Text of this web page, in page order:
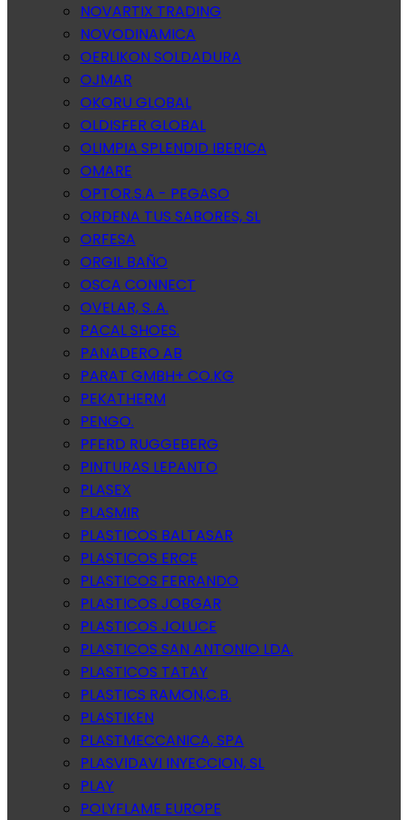
NOVARTIX TRADING
NOVODINAMICA
OERLIKON SOLDADURA
OJMAR
OKORU GLOBAL
OLDISFER GLOBAL
OLIMPIA SPLENDID IBERICA
OMARE
OPTOR.S.A - PEGASO
ORDENA TUS SABORES, SL
ORFESA
ORGIL BAÑO
OSCA CONNECT
OVELAR, S..A.
PACAL SHOES.
PANADERO AB
PARAT GMBH+ CO.KG
PEKATHERM
PENGO.
PFERD RUGGEBERG
PINTURAS LEPANTO
PLASEX
PLASMIR
PLASTICOS BALTASAR
PLASTICOS ERCE
PLASTICOS FERRANDO
PLASTICOS JOBGAR
PLASTICOS JOLUCE
PLASTICOS SAN ANTONIO LDA.
PLASTICOS TATAY
PLASTICS RAMON,C.B.
PLASTIKEN
PLASTMECCANICA, SPA
PLASVIDAVI INYECCION, SL
PLAY
POLYFLAME EUROPE